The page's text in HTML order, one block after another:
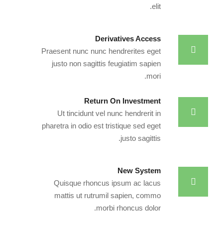
elit.
Derivatives Access
Praesent nunc nunc hendrerites eget
justo non sagittis feugiatim sapien
mori.
Return On Investment
Ut tincidunt vel nunc hendrerit in
pharetra in odio est tristique sed eget
justo sagittis.
New System
Quisque rhoncus ipsum ac lacus
mattis ut rutrumil sapien, commo
morbi rhoncus dolor.